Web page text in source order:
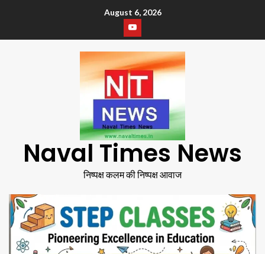
August 6, 2026
Naval Times News
निष्पक्ष कलम की निष्पक्ष आवाज